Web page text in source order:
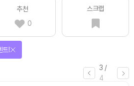
추천
0
스크랩
3 /
4
트!